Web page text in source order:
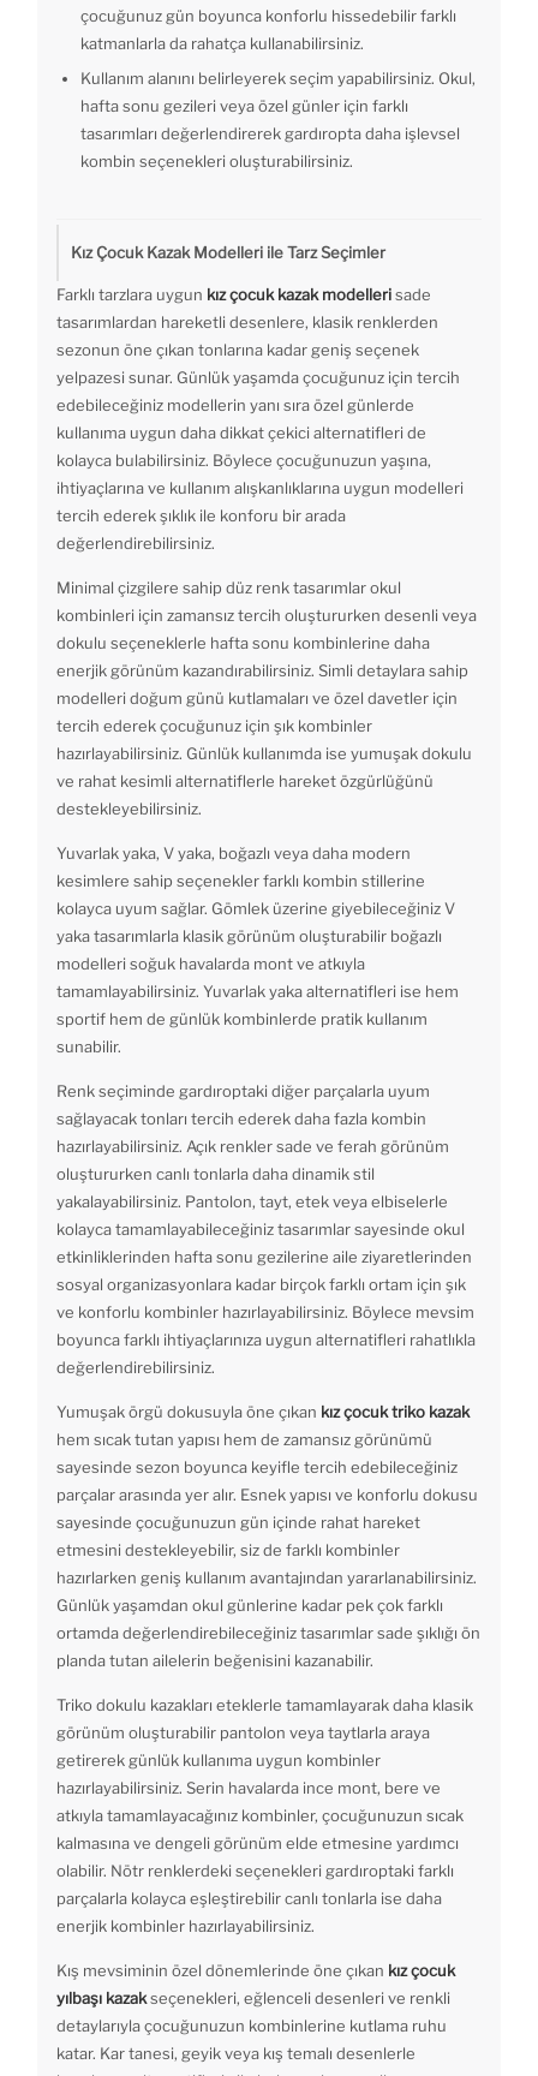
çocuğunuz gün boyunca konforlu hissedebilir farklı
katmanlarla da rahatça kullanabilirsiniz.
Kullanım alanını belirleyerek seçim yapabilirsiniz. Okul,
hafta sonu gezileri veya özel günler için farklı
tasarımları değerlendirerek gardıropta daha işlevsel
kombin seçenekleri oluşturabilirsiniz.
Kız Çocuk Kazak Modelleri ile Tarz Seçimler
Farklı tarzlara uygun kız çocuk kazak modellerisade
tasarımlardan hareketli desenlere, klasik renklerden
sezonun öne çıkan tonlarına kadar geniş seçenek
yelpazesi sunar. Günlük yaşamda çocuğunuz için tercih
edebileceğiniz modellerin yanı sıra özel günlerde
kullanıma uygun daha dikkat çekici alternatifleri de
kolayca bulabilirsiniz. Böylece çocuğunuzun yaşına,
ihtiyaçlarına ve kullanım alışkanlıklarına uygun modelleri
tercih ederek şıklık ile konforu bir arada
değerlendirebilirsiniz.
Minimal çizgilere sahip düz renk tasarımlar okul
kombinleri için zamansız tercih oluştururken desenli veya
dokulu seçeneklerle hafta sonu kombinlerine daha
enerjik görünüm kazandırabilirsiniz. Simli detaylara sahip
modelleri doğum günü kutlamaları ve özel davetler için
tercih ederek çocuğunuz için şık kombinler
hazırlayabilirsiniz. Günlük kullanımda ise yumuşak dokulu
ve rahat kesimli alternatiflerle hareket özgürlüğünü
destekleyebilirsiniz.
Yuvarlak yaka, V yaka, boğazlı veya daha modern
kesimlere sahip seçenekler farklı kombin stillerine
kolayca uyum sağlar. Gömlek üzerine giyebileceğiniz V
yaka tasarımlarla klasik görünüm oluşturabilir boğazlı
modelleri soğuk havalarda mont ve atkıyla
tamamlayabilirsiniz. Yuvarlak yaka alternatifleri ise hem
sportif hem de günlük kombinlerde pratik kullanım
sunabilir.
Renk seçiminde gardıroptaki diğer parçalarla uyum
sağlayacak tonları tercih ederek daha fazla kombin
hazırlayabilirsiniz. Açık renkler sade ve ferah görünüm
oluştururken canlı tonlarla daha dinamik stil
yakalayabilirsiniz. Pantolon, tayt, etek veya elbiselerle
kolayca tamamlayabileceğiniz tasarımlar sayesinde okul
etkinliklerinden hafta sonu gezilerine aile ziyaretlerinden
sosyal organizasyonlara kadar birçok farklı ortam için şık
ve konforlu kombinler hazırlayabilirsiniz. Böylece mevsim
boyunca farklı ihtiyaçlarınıza uygun alternatifleri rahatlıkla
değerlendirebilirsiniz.
Yumuşak örgü dokusuyla öne çıkan kız çocuk triko kazak
hem sıcak tutan yapısı hem de zamansız görünümü
sayesinde sezon boyunca keyifle tercih edebileceğiniz
parçalar arasında yer alır. Esnek yapısı ve konforlu dokusu
sayesinde çocuğunuzun gün içinde rahat hareket
etmesini destekleyebilir, siz de farklı kombinler
hazırlarken geniş kullanım avantajından yararlanabilirsiniz.
Günlük yaşamdan okul günlerine kadar pek çok farklı
ortamda değerlendirebileceğiniz tasarımlar sade şıklığı ön
planda tutan ailelerin beğenisini kazanabilir.
Triko dokulu kazakları eteklerle tamamlayarak daha klasik
görünüm oluşturabilir pantolon veya taytlarla araya
getirerek günlük kullanıma uygun kombinler
hazırlayabilirsiniz. Serin havalarda ince mont, bere ve
atkıyla tamamlayacağınız kombinler, çocuğunuzun sıcak
kalmasına ve dengeli görünüm elde etmesine yardımcı
olabilir. Nötr renklerdeki seçenekleri gardıroptaki farklı
parçalarla kolayca eşleştirebilir canlı tonlarla ise daha
enerjik kombinler hazırlayabilirsiniz.
Kış mevsiminin özel dönemlerinde öne çıkan kız çocuk
yılbaşı kazakseçenekleri, eğlenceli desenleri ve renkli
detaylarıyla çocuğunuzun kombinlerine kutlama ruhu
katar. Kar tanesi, geyik veya kış temalı desenlerle